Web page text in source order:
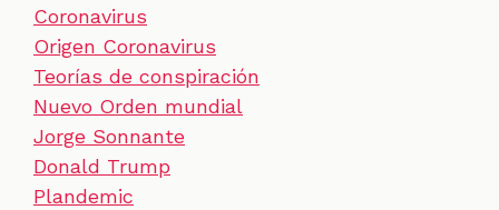
Coronavirus
Origen Coronavirus
Teorías de conspiración
Nuevo Orden mundial
Jorge Sonnante
Donald Trump
Plandemic